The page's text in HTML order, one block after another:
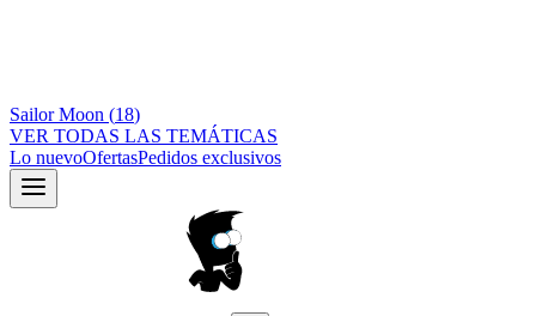
Sailor Moon (18)
VER TODAS LAS TEMÁTICAS
Lo nuevoOfertasPedidos exclusivos